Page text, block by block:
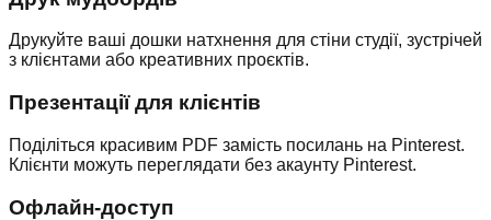
Друкуйте ваші дошки натхнення для стіни студії, зустрічей
з клієнтами або креативних проєктів.
Презентації для клієнтів
Поділіться красивим PDF замість посилань на Pinterest.
Клієнти можуть переглядати без акаунту Pinterest.
Офлайн-доступ